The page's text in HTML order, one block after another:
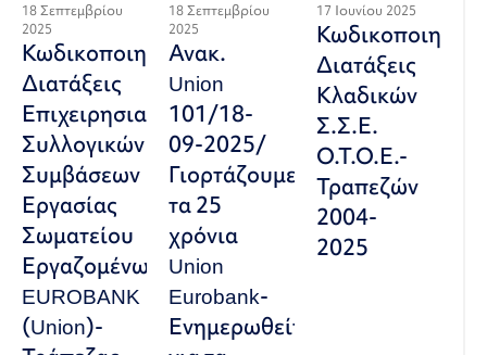
18 Σεπτεμβρίου
2025
Κωδικοποιημένες
Διατάξεις
Επιχειρησιακών
Συλλογικών
Συμβάσεων
Εργασίας
Σωματείου
Εργαζομένων
EUROBANK
(Union)-
18 Σεπτεμβρίου
2025
Ανακ.
Union
101/18-
09-2025/
Γιορτάζουμε
τα 25
χρόνια
Union
Eurobank-
Ενημερωθείτε
17 Ιουνίου 2025
Διατάξεις
Κλαδικών
Σ.Σ.Ε.
Ο.Τ.Ο.Ε.-
Τραπεζών
2004-
2025